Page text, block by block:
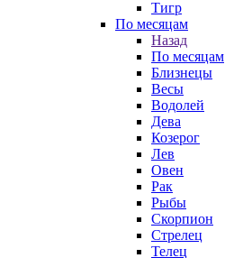
Тигр
По месяцам
Назад
По месяцам
Близнецы
Весы
Водолей
Дева
Козерог
Лев
Овен
Рак
Рыбы
Скорпион
Стрелец
Телец